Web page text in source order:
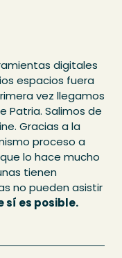
digitales
espacios fuera
vez llegamos
Patria. Salimos de
Gracias a la
proceso a
lo hace mucho
tienen
no pueden asistir
sí es posible.